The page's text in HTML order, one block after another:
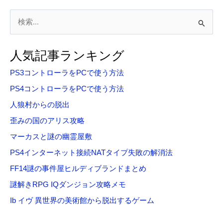
象
:
人気記事ランキング
PS3コントローラをPCで使う方法
PS4コントローラをPCで使う方法
人狼村からの脱出
歪みの国のアリス攻略
マーカスと謎の幽霊屋敷
PS4インターネット接続NATタイプ失敗の解消法
FF14謎の事件屋ヒルディブランドまとめ
謎解きRPG IQダンジョン攻略メモ
Ib イヴ 異世界の美術館から脱出するゲーム